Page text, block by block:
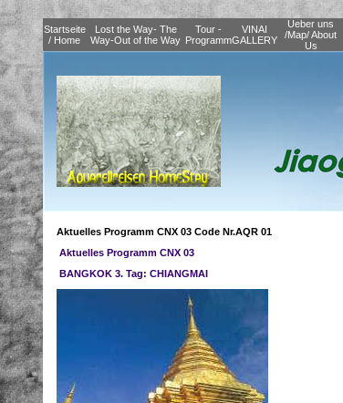
Startseite
/ Home
Lost the Way- The
Way-Out of the Way
Tour -
Programm
VINAI
GALLERY
Ueber uns
/Map/ About
Us
Aktuelles Programm CNX 03 Code Nr.AQR 01
Aktuelles Programm CNX 03
BANGKOK 3. Tag: CHIANGMAI